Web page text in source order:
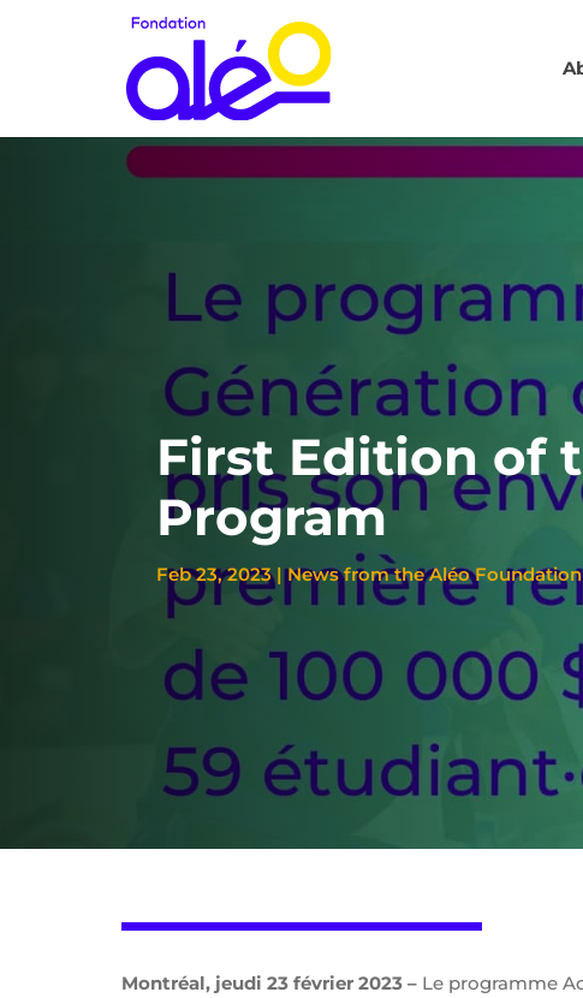
First Edition of
Program
Feb 23, 2023|News from the Aléo Foundation
Montréal, jeudi 23 février 2023 –Le programme